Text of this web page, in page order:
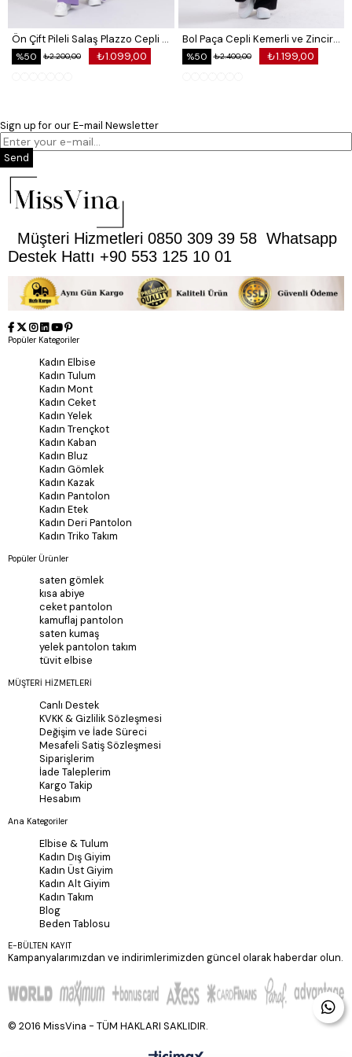
Ön Çift Pileli Salaş Plazzo Cepli Pantolon
₺1.099,00
₺2.200,00
%50
Bol Paça Cepli Kemerli ve Zincir Detaylı Atlas Kumaş Pantolon
₺1.199,00
₺2.400,00
%50
Sign up for our E-mail Newsletter
Send
Müşteri Hizmetleri 0850 309 39 58 Whatsapp
Destek Hattı +90 553 125 10 01
Popüler Kategoriler
Kadın Elbise
Kadın Tulum
Kadın Mont
Kadın Ceket
Kadın Yelek
Kadın Trençkot
Kadın Kaban
Kadın Bluz
Kadın Gömlek
Kadın Kazak
Kadın Pantolon
Kadın Etek
Kadın Deri Pantolon
Kadın Triko Takım
Popüler Ürünler
saten gömlek
kısa abiye
ceket pantolon
kamuflaj pantolon
saten kumaş
yelek pantolon takım
tüvit elbise
MÜŞTERİ HİZMETLERİ
Canlı Destek
KVKK & Gizlilik Sözleşmesi
Değişim ve İade Süreci
Mesafeli Satiş Sözleşmesi
Siparişlerim
İade Taleplerim
Kargo Takip
Hesabım
Ana Kategoriler
Elbise & Tulum
Kadın Dış Giyim
Kadın Üst Giyim
Kadın Alt Giyim
Kadın Takım
Blog
Beden Tablosu
E-BÜLTEN KAYIT
Kampanyalarımızdan ve indirimlerimizden güncel olarak haberdar olun.
© 2016 MissVina - TÜM HAKLARI SAKLIDIR.